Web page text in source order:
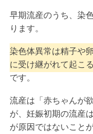
早期流産のうち、染
ります。
染色体異常は精子や
に受け継がれて起こ
です。
流産は「赤ちゃんが
が、妊娠初期の流産
が原因ではないこと